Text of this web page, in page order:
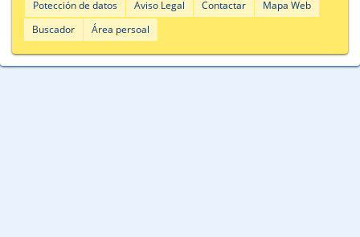
Potección de datos Aviso Legal Contactar
Mapa Web
Buscador
Área persoal